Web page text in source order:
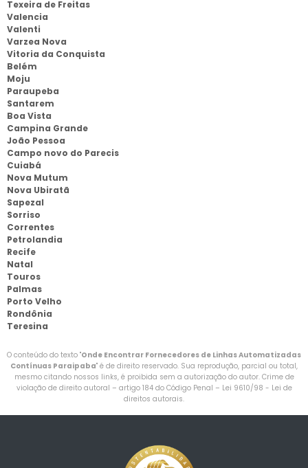
Texeira de Freitas
Valencia
Valenti
Varzea Nova
Vitoria da Conquista
Belém
Moju
Paraupeba
Santarem
Boa Vista
Campina Grande
João Pessoa
Campo novo do Parecis
Cuiabá
Nova Mutum
Nova Ubiratã
Sapezal
Sorriso
Correntes
Petrolandia
Recife
Natal
Touros
Palmas
Porto Velho
Rondônia
Teresina
O conteúdo do texto "Onde Encontrar Fornecedores de Linhas Automatizadas
Contínuas Paraipaba" é de direito reservado. Sua reprodução, parcial ou total,
mesmo citando nossos links, é proibida sem a autorização do autor. Crime de
violação de direito autoral – artigo 184 do Código Penal – Lei 9610/98 - Lei de
direitos autorais.